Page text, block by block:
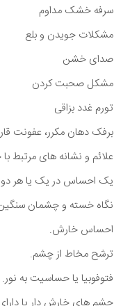
سرفه خشک مداوم
مشکلات جویدن و بلع
صدای خشن
مشکل صحبت کردن
تورم غدد بزاقی
برفک دهان مکرر، عفونت
علائم و نشانه های مرتبط
یک احساس در یک یا هر دو
نگاه خسته و چشمان
احساس خارش.
ترشح مخاط از چشم.
فتوفوبیا یا حساسیت به نور.